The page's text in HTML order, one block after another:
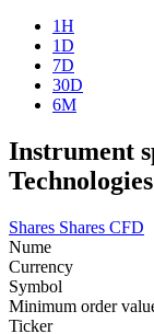
1H
1D
7D
30D
6M
Instrument
Shares Shares CFD
Nume
Currency
Symbol
Minimum order
Ticker